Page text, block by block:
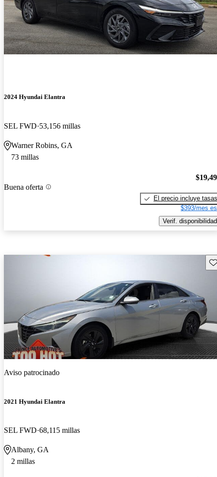
2024 Hyundai Elantra
SEL FWD 53,156 millas
Warner Robins, GA
73 millas
Buena oferta
El precio incluye tasas
$393/mes
Verif. disponibilidad
Aviso patrocinado
2021 Hyundai Elantra
SEL FWD 68,115 millas
Albany, GA
2 millas